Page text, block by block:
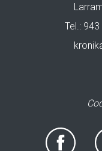
Tel.: